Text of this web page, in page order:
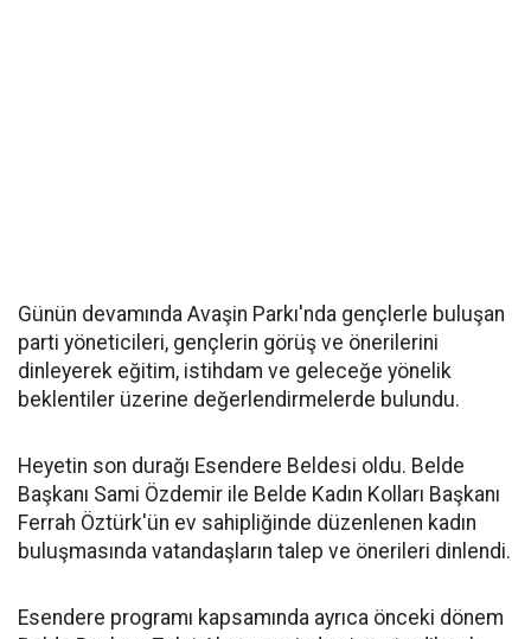
Günün devamında Avaşin Parkı'nda gençlerle buluşan
parti yöneticileri, gençlerin görüş ve önerilerini
dinleyerek eğitim, istihdam ve geleceğe yönelik
beklentiler üzerine değerlendirmelerde bulundu.
Heyetin son durağı Esendere Beldesi oldu. Belde
Başkanı Sami Özdemir ile Belde Kadın Kolları Başkanı
Ferrah Öztürk'ün ev sahipliğinde düzenlenen kadın
buluşmasında vatandaşların talep ve önerileri dinlendi.
Esendere programı kapsamında ayrıca önceki dönem